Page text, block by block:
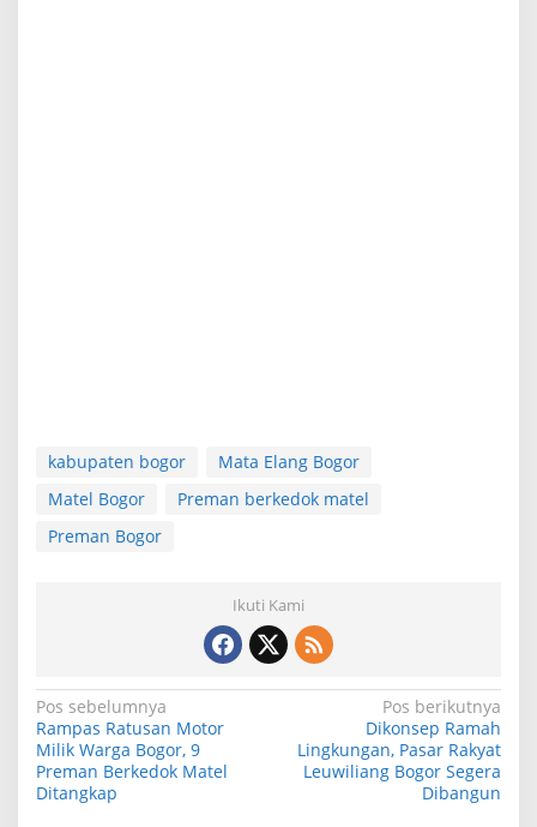
kabupaten bogor
Mata Elang Bogor
Matel Bogor
Preman berkedok matel
Preman Bogor
Ikuti Kami
N
a
v
Pos sebelumnya
Rampas Ratusan Motor
Milik Warga Bogor, 9
Preman Berkedok Matel
Ditangkap
Pos berikutnya
Dikonsep Ramah
Lingkungan, Pasar Rakyat
Leuwiliang Bogor Segera
Dibangun